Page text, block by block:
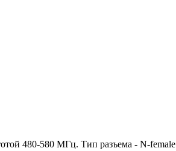
480-580 МГц. Тип разъема - N-female